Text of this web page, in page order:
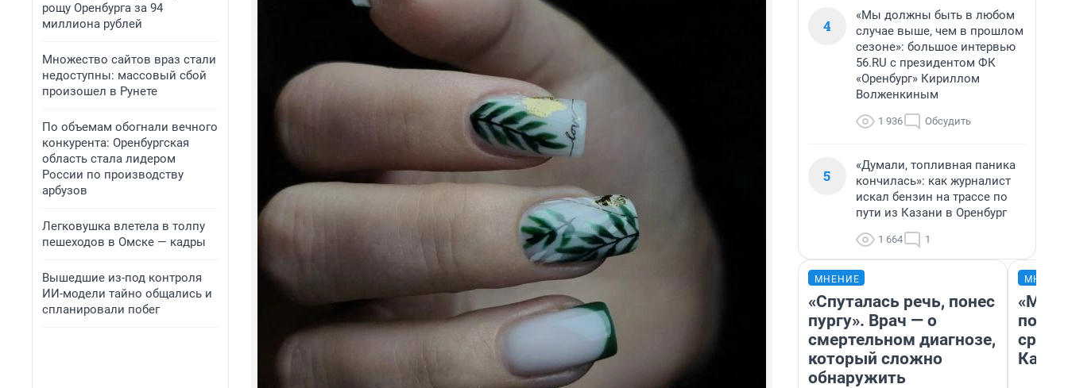
рощу Оренбурга за 94
миллиона рублей
Множество сайтов враз стали
недоступны: массовый сбой
произошел в Рунете
По объемам обогнали вечного
конкурента: Оренбургская
область стала лидером
России по производству
арбузов
Легковушка влетела в толпу
пешеходов в Омске — кадры
Вышедшие из-под контроля
ИИ-модели тайно общались и
спланировали побег
4
«Мы должны быть в любом
случае выше, чем в прошлом
сезоне»: большое интервью
56.RU с президентом ФК
«Оренбург» Кириллом
Волженкиным
1 936 Обсудить
5
«Думали, топливная паника
кончилась»: как журналист
искал бензин на трассе по
пути из Казани в Оренбург
1 664 1
МНЕНИЕ
«Спуталась речь, понес
пургу». Врач — о
смертельном диагнозе,
который сложно
обнаружить